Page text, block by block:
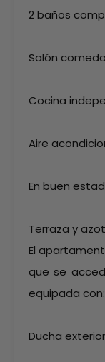
2 baños
Salón
Cocina
Aire
En buen
Terraza y
El
que se
equipada con:
Ducha exterior